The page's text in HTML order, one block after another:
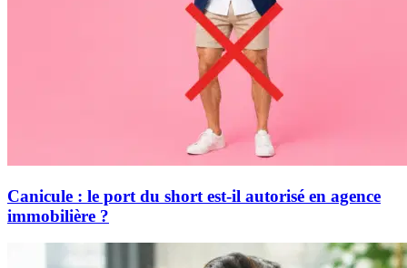
Canicule : le port du short est-il autorisé en agence
immobilière ?